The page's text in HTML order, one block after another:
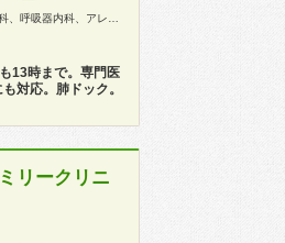
、呼吸器内科、アレルギー科
13時まで。専門医
対応。肺ドック。
リークリニ